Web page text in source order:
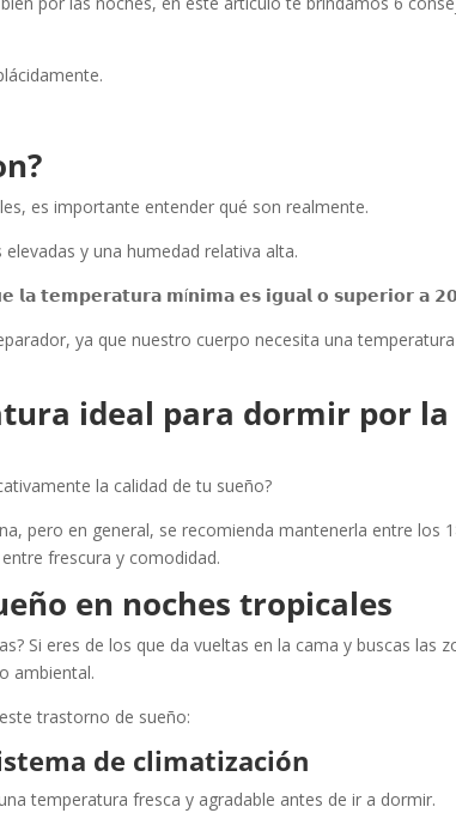
es importante entender qué son realmente.
y una humedad relativa alta.
𝗹𝗮 𝘁𝗲𝗺𝗽𝗲𝗿𝗮𝘁𝘂𝗿𝗮 𝗺í𝗻𝗶𝗺𝗮 𝗲𝘀 𝗶𝗴𝘂𝗮𝗹 𝗼 𝘀𝘂𝗽𝗲𝗿𝗶𝗼𝗿 𝗮
ya que nuestro cuerpo necesita una temperatura
ideal para dormir por la
la calidad de tu sueño?
pero en general, se recomienda mantenerla entre los
frescura y comodidad.
en noches tropicales
Si eres de los que da vueltas en la cama y buscas las
ambiental.
trastorno de sueño:
de climatización
temperatura fresca y agradable antes de ir a dormir.